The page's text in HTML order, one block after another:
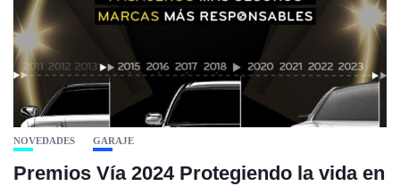
NOVEDADES GARAJE
Premios Vía 2024 Protegiendo la vida en